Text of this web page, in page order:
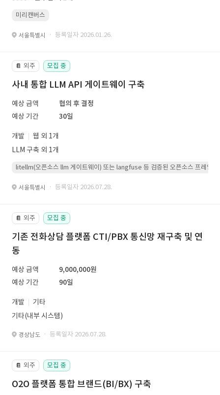
미리캔버스
서울특별시 · 등록일자 2026.01.26.
📔 외주 모집 중
사내 통합 LLM API 게이트웨이 구축
예상 금액
협의 후 결정
예상 기간
30일
개발
웹 외 1개
LLM 구축 외 1개
litellm(오픈소스 llm 게이트웨이) 또는 langfuse 등 검증된 오픈소스 프레임워
서울특별시 · 등록일자 2026.07.28.
📔 외주 모집 중
기존 전화상담 플랫폼 CTI/PBX 통신망 재구축 및 연
동
예상 금액
9,000,000원
예상 기간
90일
개발
기타
기타(내부 시스템)
경상남도 · 등록일자 2026.07.28.
📔 외주 모집 중
O2O 플랫폼 통합 브랜드(BI/BX) 구축